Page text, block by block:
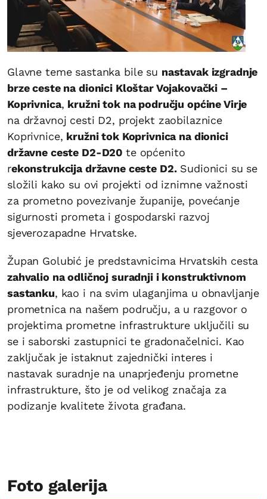
Glavne teme sastanka bile su nastavak izgradnje
brze ceste na dionici Kloštar Vojakovački –
Koprivnica, kružni tok na području općine Virje
na državnoj cesti D2, projekt zaobilaznice
Koprivnice, kružni tok Koprivnica na dionici
državne ceste D2-D20 te općenito
rekonstrukcija državne ceste D2.Sudionici su se
složili kako su ovi projekti od iznimne važnosti
za prometno povezivanje županije, povećanje
sigurnosti prometa i gospodarski razvoj
sjeverozapadne Hrvatske.
Župan Golubić je predstavnicima Hrvatskih cesta
zahvalio na odličnoj suradnji i konstruktivnom
sastanku, kao i na svim ulaganjima u obnavljanje
prometnica na našem području, a u razgovor o
projektima prometne infrastrukture uključili su
se i saborski zastupnici te gradonačelnici. Kao
zaključak je istaknut zajednički interes i
nastavak suradnje na unaprjeđenju prometne
infrastrukture, što je od velikog značaja za
podizanje kvalitete života građana.
Foto galerija